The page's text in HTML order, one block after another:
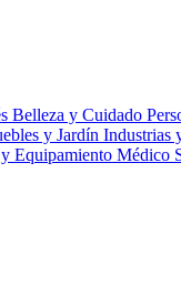
Belleza y Cuidado
y Jardín Industrias
Equipamiento Médico